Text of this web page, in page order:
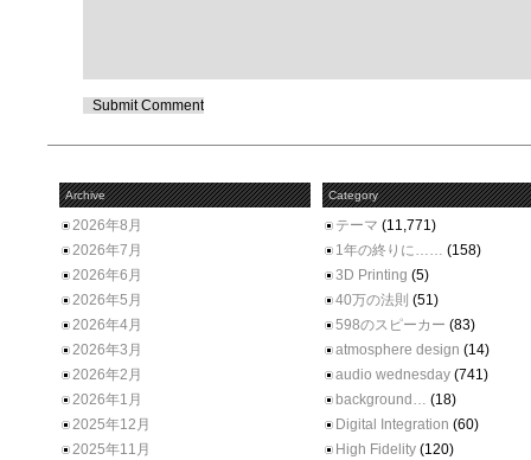
Archive
2026年8月
2026年7月
2026年6月
2026年5月
2026年4月
2026年3月
2026年2月
2026年1月
2025年12月
2025年11月
Category
テーマ (11,771)
1年の終りに……
(158)
3D Printing (5)
40万の法則 (51)
598のスピーカー (83)
atmosphere design (14)
audio wednesday (741)
background…
(18)
Digital Integration (60)
High Fidelity (120)